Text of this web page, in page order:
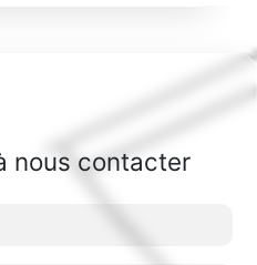
nous contacter